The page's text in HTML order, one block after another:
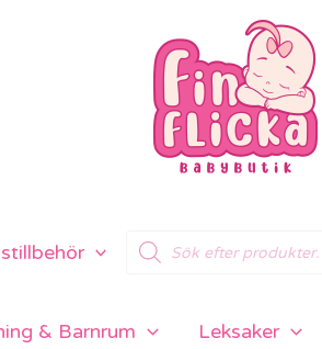
Products
search
& Barnrum Leksaker